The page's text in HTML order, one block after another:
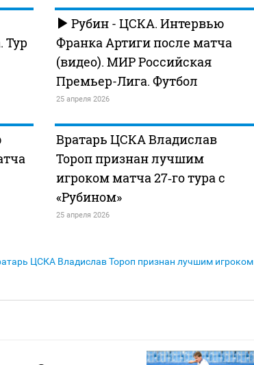
Тур
Рубин - ЦСКА. Интервью
Франка Артиги после матча
(видео). МИР Российская
Премьер-Лига. Футбол
25 апреля 2026
Вратарь ЦСКА Владислав
Тороп признан лучшим
игроком матча 27‑го тура с
«Рубином»
25 апреля 2026
ЦСКА Владислав Тороп признан лучшим игроком